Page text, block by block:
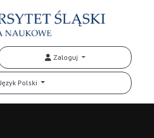
Zaloguj
Język Polski